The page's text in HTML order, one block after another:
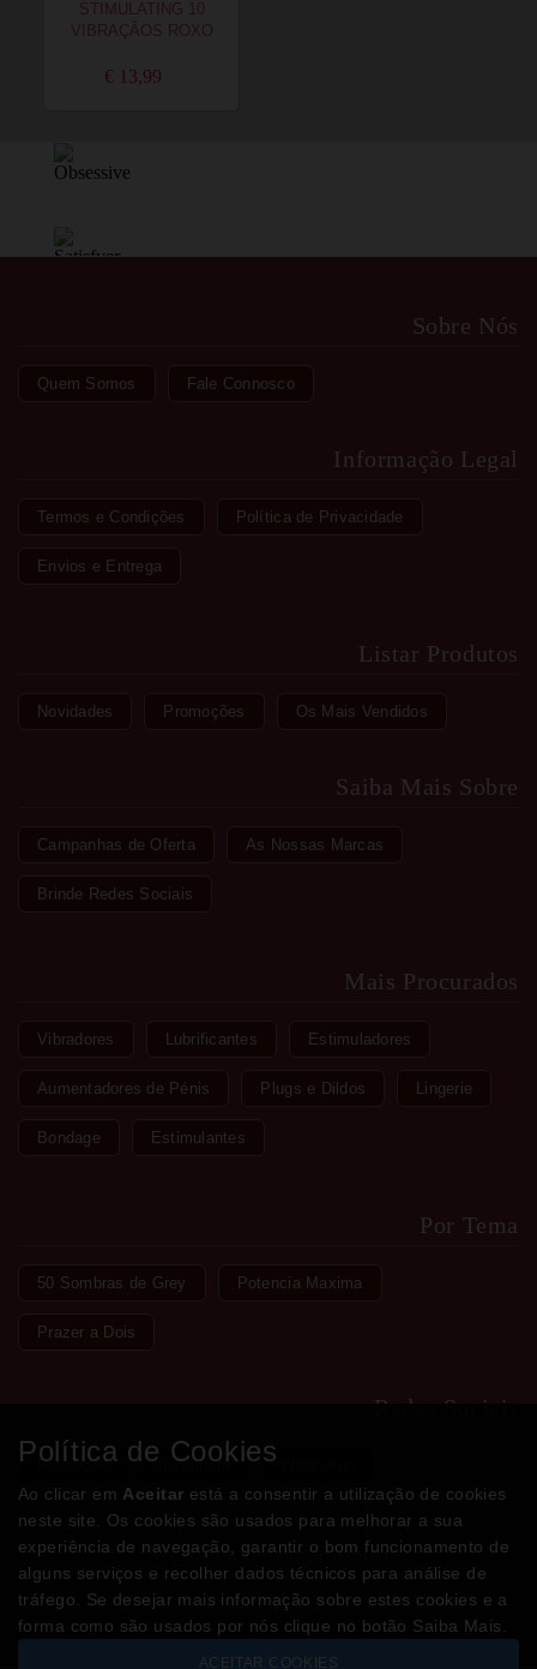
STIMULATING 10
VIBRAÇÃOS ROXO
€ 13,99
Sobre Nós
Quem Somos Fale Connosco
Informação Legal
Termos e Condições Política de Privacidade
Envios e Entrega
Listar Produtos
Novidades Promoções Os Mais Vendidos
Saiba Mais Sobre
Campanhas de Oferta As Nossas Marcas
Brinde Redes Sociais
Mais Procurados
Vibradores Lubrificantes Estimuladores
Aumentadores de Pénis Plugs e Dildos Lingerie
Bondage Estimulantes
Por Tema
50 Sombras de Grey Potencia Maxima
Prazer a Dois
Redes Sociais
Facebook Instagram
Métodos de Pagamento
Política de Cookies
Ao clicar em Aceitar está a consentir a utilização de cookies
neste site. Os cookies são usados para melhorar a sua
experiência de navegação, garantir o bom funcionamento de
alguns serviços e recolher dados técnicos para análise de
tráfego. Se desejar mais informação sobre estes cookies e a
forma como são usados por nós clique no botão Saiba Mais.
ACEITAR COOKIES